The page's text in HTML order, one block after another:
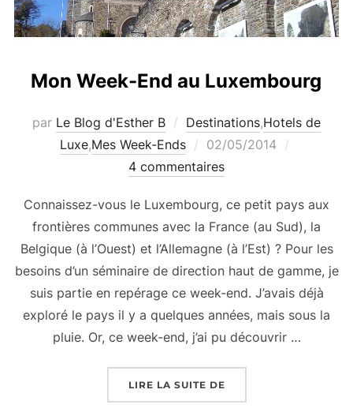
Mon Week-End au Luxembourg
par Le Blog d'Esther B Destinations,Hotels de
Luxe,Mes Week-Ends
Publié
le
02/05/2014
4 commentaires
Connaissez-vous le Luxembourg, ce petit pays aux
frontières communes avec la France (au Sud), la
Belgique (à l’Ouest) et l’Allemagne (à l’Est) ? Pour les
besoins d’un séminaire de direction haut de gamme, je
suis partie en repérage ce week-end. J’avais déjà
exploré le pays il y a quelques années, mais sous la
pluie. Or, ce week-end, j’ai pu découvrir …
LIRE LA SUITE DE« MON WEEK-END AU